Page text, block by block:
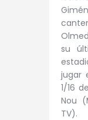
su
jugar
1/16
Nou
TV).